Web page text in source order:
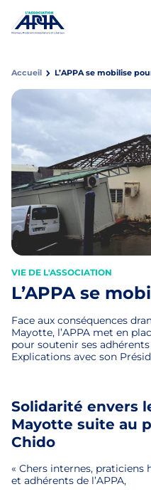
Accueil L’APPA se mobilise
VIE DE L'ASSOCIATION
L’APPA se
Face aux conséquences
Mayotte, l’APPA met en
pour soutenir ses
Explications avec son
Solidarité envers
Mayotte suite au
Chido
« Chers internes, praticiens
et adhérents de l’APPA,